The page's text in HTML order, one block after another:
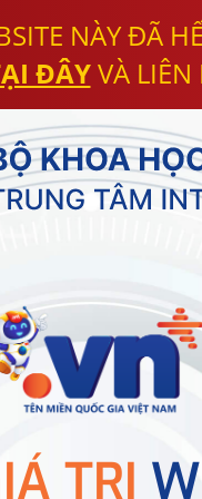
NÀY ĐÃ
ĐÂYVÀ LIÊN
TRỊ